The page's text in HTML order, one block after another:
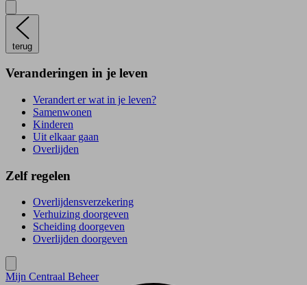
terug
Veranderingen in je leven
Verandert er wat in je leven?
Samenwonen
Kinderen
Uit elkaar gaan
Overlijden
Zelf regelen
Overlijdensverzekering
Verhuizing doorgeven
Scheiding doorgeven
Overlijden doorgeven
Mijn Centraal Beheer